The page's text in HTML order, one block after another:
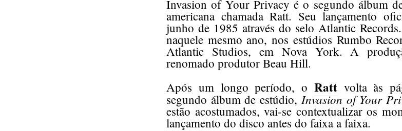
Invasion of Your Privacy é o segundo álbum
americana chamada Ratt. Seu lançamento
junho de 1985 através do selo Atlantic
naquele mesmo ano, nos estúdios Rumbo
Atlantic Studios, em Nova York. A
renomado produtor Beau Hill.
Após um longo período, o Rattvolta às
segundo álbum de estúdio, Invasion of Your
estão acostumados, vai-se contextualizar os
lançamento do disco antes do faixa a faixa.